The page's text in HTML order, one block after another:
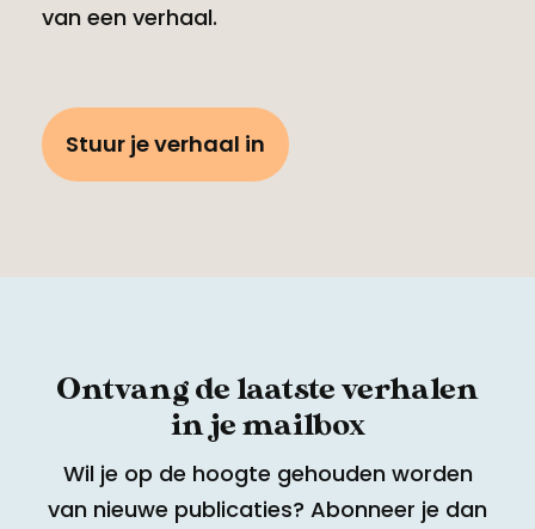
van een verhaal.
Stuur je verhaal in
Ontvang de laatste verhalen
in je mailbox
Wil je op de hoogte gehouden worden
van nieuwe publicaties? Abonneer je dan